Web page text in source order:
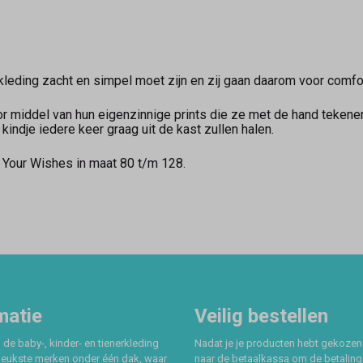
zacht en simpel moet zijn en zij gaan daarom voor
middel van hun eigenzinnige prints die ze met de hand
iedere keer graag uit de kast zullen halen.
Wishes in maat 80 t/m 128.
baby-, kinder- en tienerkleding
merken onder één dak, waar
Veilig bestellen
Nadat je je producten hebt
naar de betaalkassa om de